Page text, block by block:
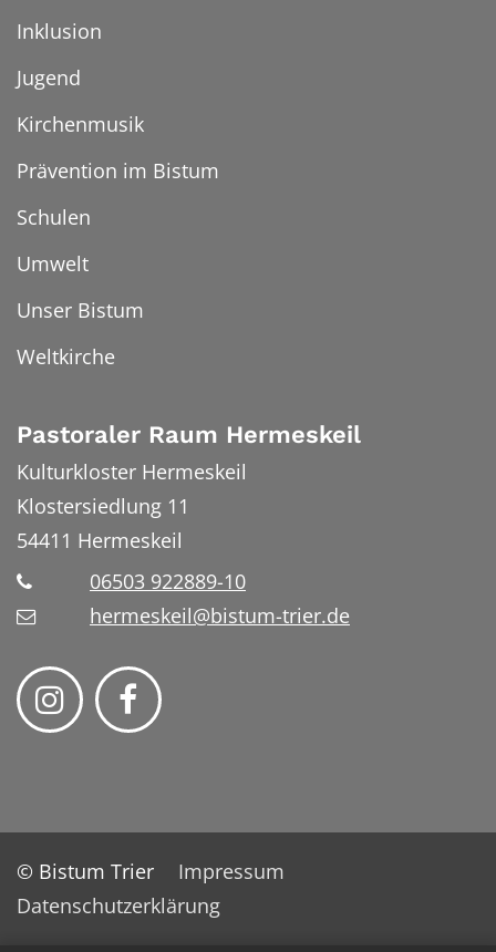
Inklusion
Jugend
Kirchenmusik
Prävention im Bistum
Schulen
Umwelt
Unser Bistum
Weltkirche
Pastoraler Raum Hermeskeil
Kulturkloster Hermeskeil
Klostersiedlung 11
54411 Hermeskeil
06503 922889-10
hermeskeil@bistum-trier.de
© Bistum Trier
Impressum
Datenschutzerklärung